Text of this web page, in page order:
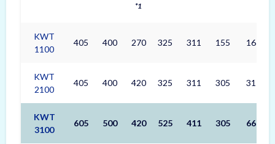
*1
KWT
1100
405 400 270 325 311 155 16
KWT
2100
405 400 420 325 311 305 31
KWT
3100
605 500 420 525 411 305 66